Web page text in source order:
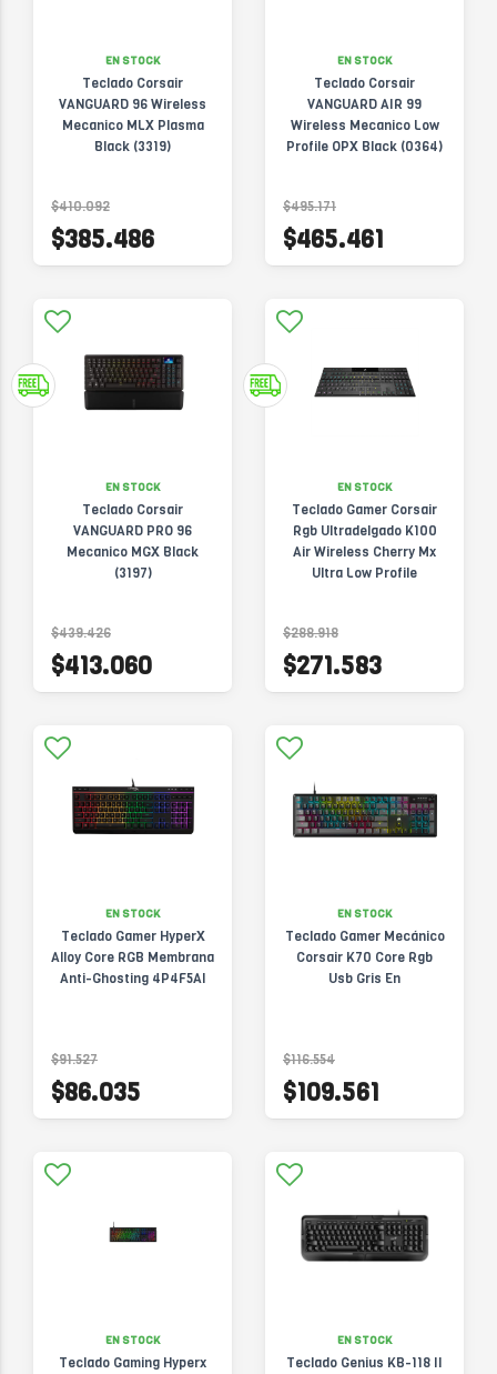
EN STOCK
Teclado Corsair
VANGUARD 96 Wireless
Mecanico MLX Plasma
Black (3319)
$410.092
$385.486
EN STOCK
Teclado Corsair
VANGUARD AIR 99
Wireless Mecanico Low
Profile OPX Black (0364)
$495.171
$465.461
EN STOCK
Teclado Corsair
VANGUARD PRO 96
Mecanico MGX Black
(3197)
$439.426
$413.060
EN STOCK
Teclado Gamer Corsair
Rgb Ultradelgado K100
Air Wireless Cherry Mx
Ultra Low Profile
$288.918
$271.583
EN STOCK
Teclado Gamer HyperX
Alloy Core RGB Membrana
Anti-Ghosting 4P4F5AI
$91.527
$86.035
EN STOCK
Teclado Gamer Mecánico
Corsair K70 Core Rgb
Usb Gris En
$116.554
$109.561
EN STOCK
Teclado Gaming Hyperx
EN STOCK
Teclado Genius KB-118 II